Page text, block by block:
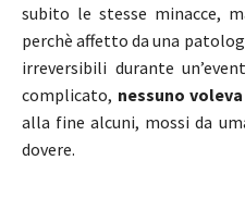
subito le stesse minacce,
perchè affetto da una
irreversibili durante
complicato, nessuno
alla fine alcuni, mossi da
dovere.